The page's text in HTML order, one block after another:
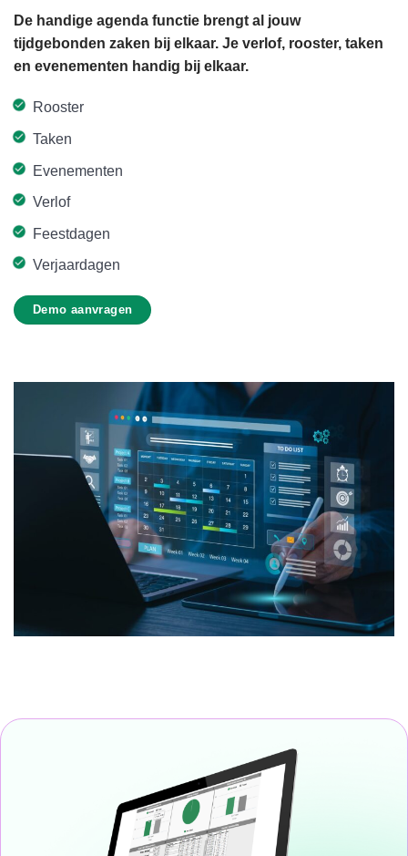
De handige agenda functie brengt al jouw
tijdgebonden zaken bij elkaar. Je verlof, rooster, taken
en evenementen handig bij elkaar.
Rooster
Taken
Evenementen
Verlof
Feestdagen
Verjaardagen
Demo aanvragen